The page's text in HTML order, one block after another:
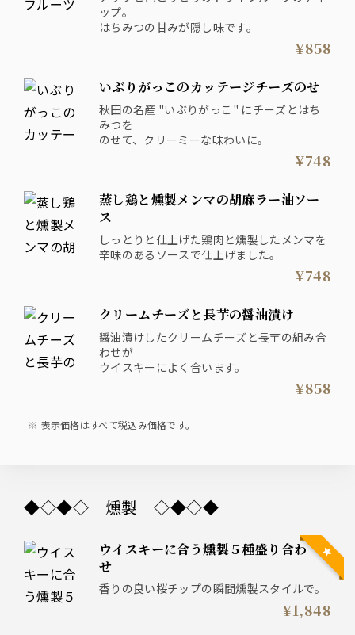
ップ。
はちみつの甘みが隠し味です。
¥858
いぶりがっこのカッテージチーズのせ
秋田の名産 "いぶりがっこ" にチーズとはち
みつを
のせて、クリーミーな味わいに。
¥748
蒸し鶏と燻製メンマの胡麻ラー油ソー
ス
しっとりと仕上げた鶏肉と燻製したメンマを
辛味のあるソースで仕上げました。
¥748
クリームチーズと長芋の醤油漬け
醤油漬けしたクリームチーズと長芋の組み合
わせが
ウイスキーによく合います。
¥858
表示価格はすべて税込み価格です。
◆◇◆◇ 燻製 ◇◆◇◆
ウイスキーに合う燻製５種盛り合わ
せ
香りの良い桜チップの瞬間燻製スタイルで。
¥1,848